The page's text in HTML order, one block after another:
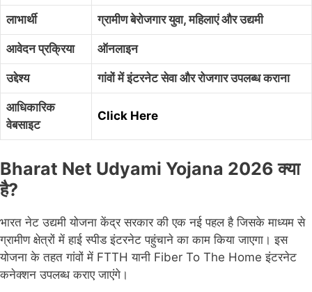
लाभार्थी ग्रामीण बेरोजगार युवा, महिलाएं और उद्यमी
आवेदन प्रक्रिया ऑनलाइन
उद्देश्य गांवों में इंटरनेट सेवा और रोजगार उपलब्ध कराना
आधिकारिक
वेबसाइट
Click Here
Bharat Net Udyami Yojana 2026 क्या
है?
भारत नेट उद्यमी योजना केंद्र सरकार की एक नई पहल है जिसके माध्यम से
ग्रामीण क्षेत्रों में हाई स्पीड इंटरनेट पहुंचाने का काम किया जाएगा। इस
योजना के तहत गांवों में FTTH यानी Fiber To The Home इंटरनेट
कनेक्शन उपलब्ध कराए जाएंगे।